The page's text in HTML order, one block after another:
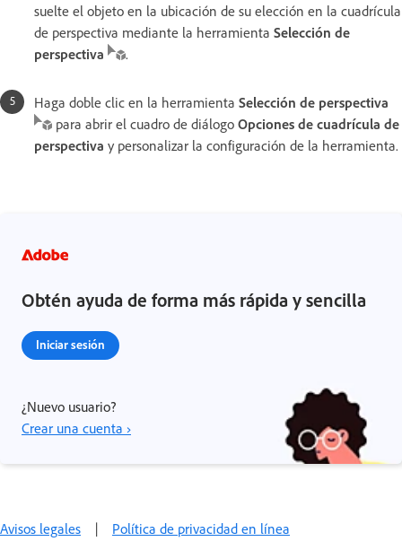
suelte el objeto en la ubicación de su elección en la cuadrícula
de perspectiva mediante la herramienta Selección de
perspectiva
.
Haga doble clic en la herramienta Selección de perspectiva
para abrir el cuadro de diálogo Opciones de cuadrícula de
perspectiva y personalizar la configuración de la herramienta.
Obtén ayuda de forma más rápida y sencilla
Iniciar sesión
¿Nuevo usuario?
Crear una cuenta ›
Avisos legales | Política de privacidad en línea